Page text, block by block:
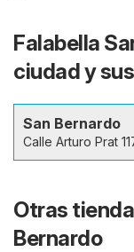
Falabella
ciudad y
San Bernardo
Calle Arturo Prat
Otras
Bernardo